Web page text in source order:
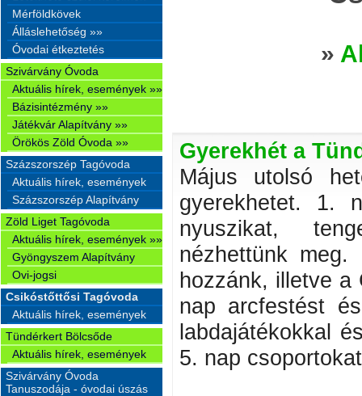
Mérföldkövek
Álláslehetőség »»
Óvodai étkeztetés
Szivárvány Óvoda
Aktuális hírek, események »»
Bázisintézmény »»
Játékvár Alapítvány »»
Örökös Zöld Óvoda »»
Százszorszép Tagóvoda
Aktuális hírek, események
Százszorszép Alapítvány
Zöld Liget Tagóvoda
Aktuális hírek, események »»
Gyöngyszem Alapítvány
Ovi-jogsi
Csikóstőttősi Tagóvoda
Aktuális hírek, események
Tündérkert Bölcsőde
Aktuális hírek, események
Szivárvány Óvoda
Tanuszodája - óvodai úszás
»
Gyerekhét a
Május utolsó
gyerekhetet. 1.
nyuszikat,
nézhettünk
hozzánk, illetve a
nap arcfestést
labdajátékokkal
5. nap